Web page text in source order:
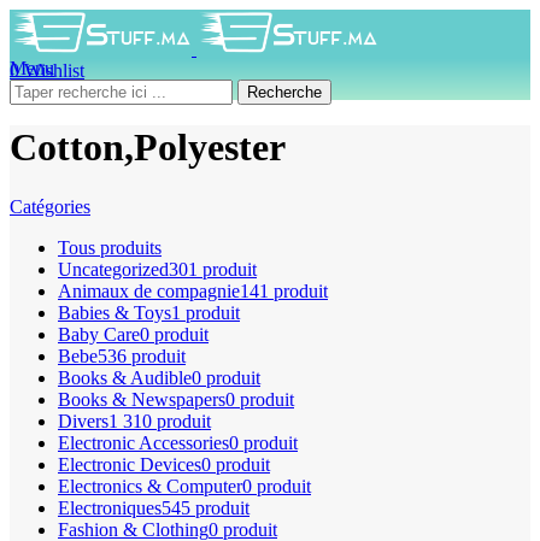
0Wishlist
0produit 0DH
Menu
Recherche
Cotton,Polyester
Catégories
Tous produits
Uncategorized301 produit
Animaux de compagnie141 produit
Babies & Toys1 produit
Baby Care0 produit
Bebe536 produit
Books & Audible0 produit
Books & Newspapers0 produit
Divers1 310 produit
Electronic Accessories0 produit
Electronic Devices0 produit
Electronics & Computer0 produit
Electroniques545 produit
Fashion & Clothing0 produit